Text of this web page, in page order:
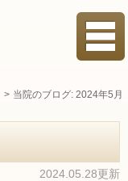
当院のブログ: 2024年5月
2024.05.28更新